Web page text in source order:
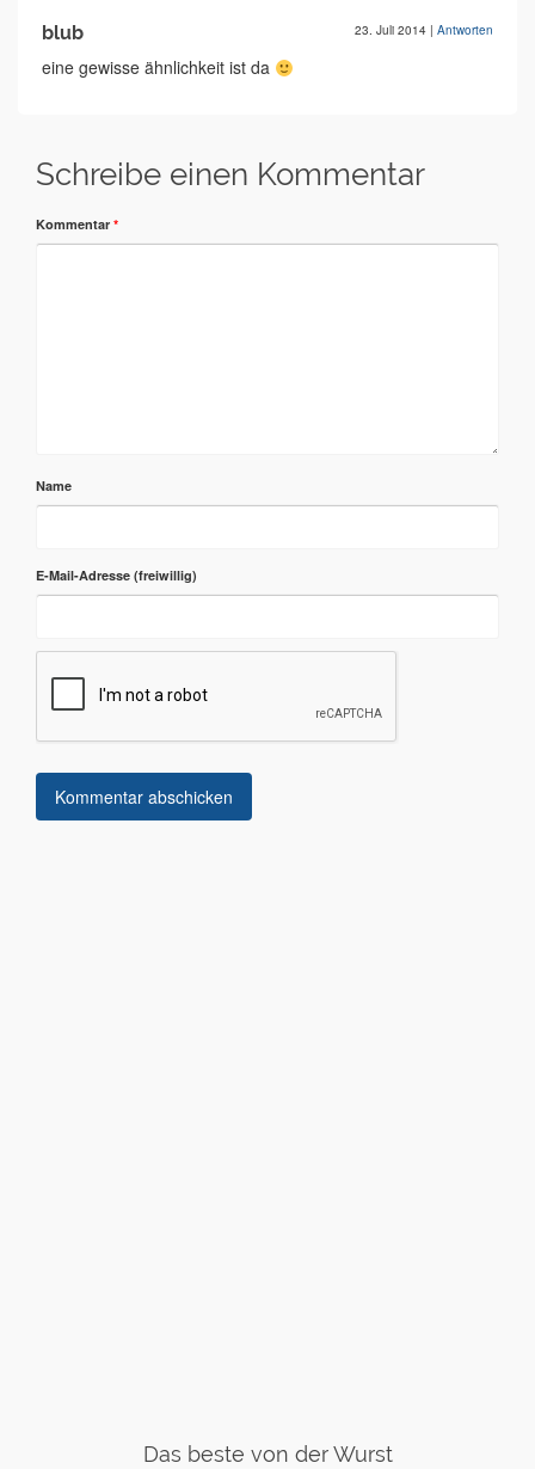
blub 23. Juli 2014 | Antworten
eine gewisse ähnlichkeit ist da
Schreibe einen Kommentar
Kommentar *
Name
E-Mail-Adresse
Das beste von der Wurst